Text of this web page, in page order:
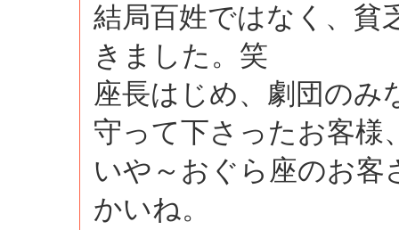
結局百姓ではなく、貧
きました。笑
座長はじめ、劇団のみ
守って下さったお客様
いや～おぐら座のお
かいね。